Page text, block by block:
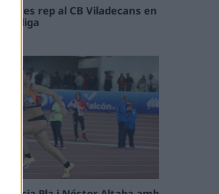
rep al CB Viladecans en
la lliga